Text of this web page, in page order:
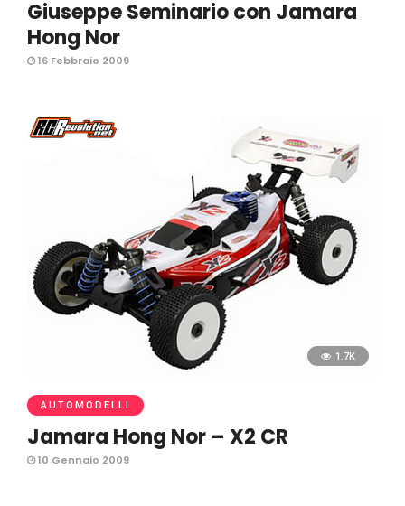
Giuseppe Seminario con Jamara
Hong Nor
16 Febbraio 2009
1.7K
AUTOMODELLI
Jamara Hong Nor – X2 CR
10 Gennaio 2009